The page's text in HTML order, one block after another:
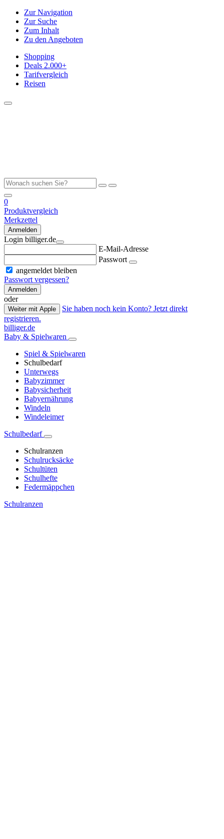
Zur Navigation
Zur Suche
Zum Inhalt
Zu den Angeboten
Shopping
Deals 2.000+
Tarifvergleich
Reisen
0
Produktvergleich
Merkzettel
Anmelden
Login billiger.de
E-Mail-Adresse
Passwort
angemeldet bleiben
Passwort vergessen?
Anmelden
oder
Weiter mit Apple
Sie haben noch kein Konto? Jetzt direkt
registrieren.
billiger.de
Baby & Spielwaren
Spiel & Spielwaren
Schulbedarf
Unterwegs
Babyzimmer
Babysicherheit
Babyernährung
Windeln
Windeleimer
Schulbedarf
Schulranzen
Schulrucksäcke
Schultüten
Schulhefte
Federmäppchen
Schulranzen